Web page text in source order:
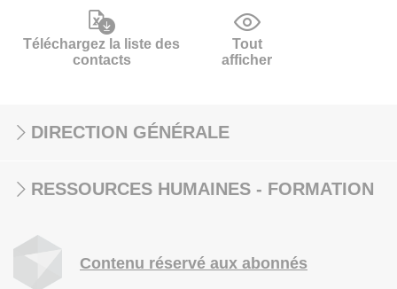
Téléchargez la liste des
contacts
Tout
afficher
DIRECTION GÉNÉRALE
RESSOURCES HUMAINES - FORMATION
Contenu réservé aux abonnés